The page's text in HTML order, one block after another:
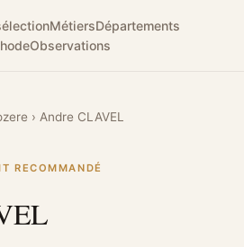
MétiersDépartements
Observations
› Andre CLAVEL
RECOMMANDÉ